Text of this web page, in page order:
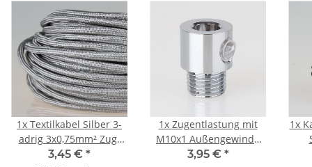
1x Textilkabel Silber 3-
adrig 3x0,75mm² Zug-
Pendelleitung S03RT-F
3,45 € *
1x Zugentlastung mit
M10x1 Außengewinde
für Kabel 13x17mm
3,95 € *
1x